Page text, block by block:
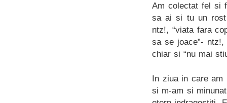
Am colectat fel si
sa ai si tu un rost
ntz!, “viata fara
sa se joace”-
chiar si “nu mai
In ziua in care am
si m-am si